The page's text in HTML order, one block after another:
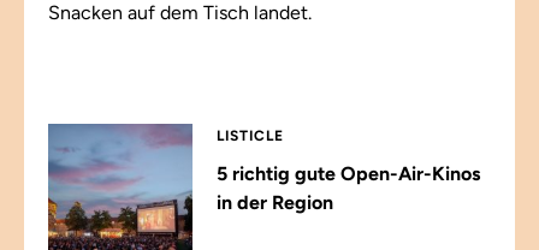
Snacken auf dem Tisch landet.
LISTICLE
5 richtig gute Open-Air-Kinos
in der Region